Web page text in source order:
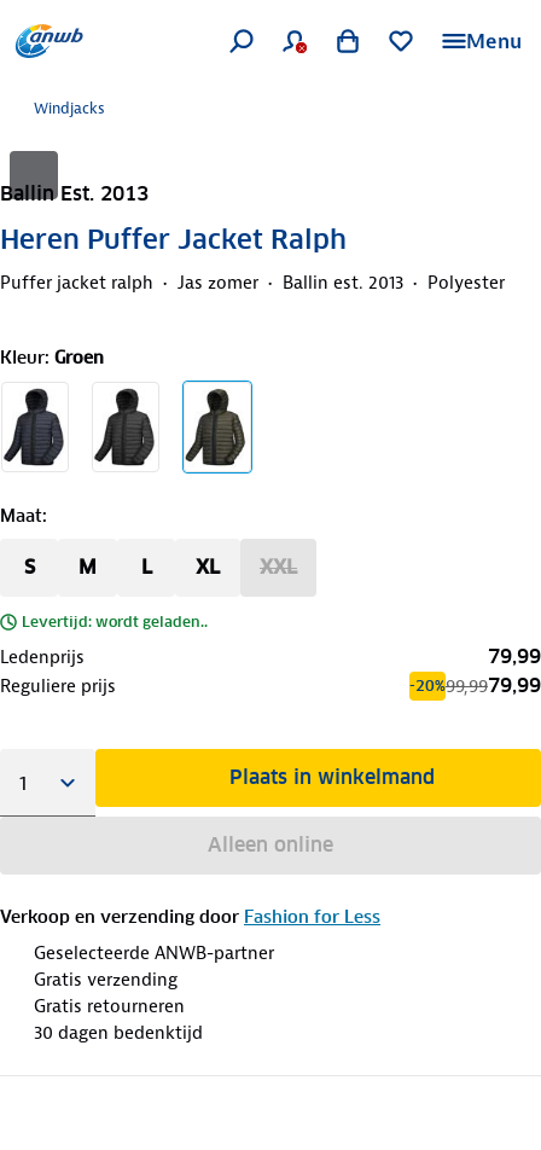
Menu
Windjacks
Ballin Est. 2013
Heren Puffer Jacket Ralph
Puffer jacket ralph Jas zomer Ballin est. 2013 Polyester
Kleur: Groen
Maat:
S M L XL XXL
Levertijd: wordt geladen..
Ledenprijs 79,99
Reguliere prijs -20%99,9979,99
Plaats in winkelmand
Alleen online
Verkoop en verzending door Fashion for Less
Geselecteerde ANWB-partner
Gratis verzending
Gratis retourneren
30 dagen bedenktijd